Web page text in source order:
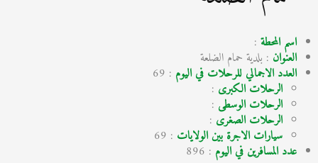
اسم المحطة :
العنوان : بلدية حمام الضلعة
العدد الاجمالي للرحلات في اليوم : 69
الرحلات الكبرى :
الرحلات الوسطى :
الرحلات الصغرى :
سيارات الاجرة بين الولايات : 69
عدد المسافرين في اليوم : 896